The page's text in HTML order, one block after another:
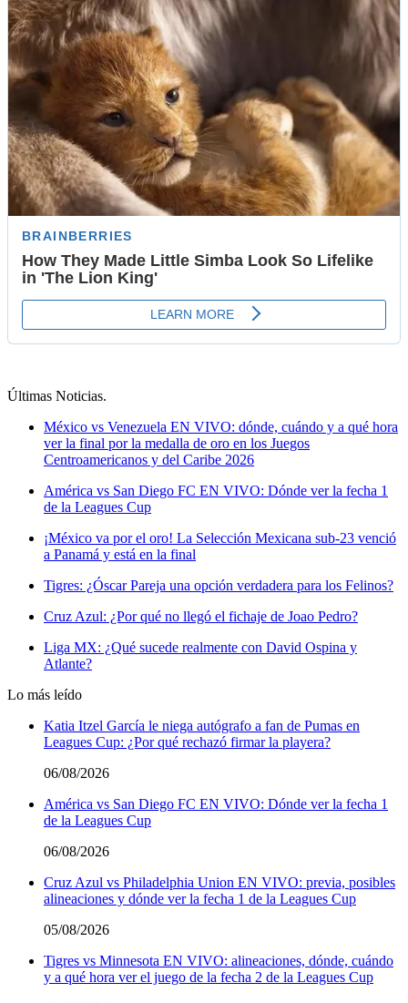
Últimas Noticias.
México vs Venezuela EN VIVO: dónde, cuándo y a qué hora
ver la final por la medalla de oro en los Juegos
Centroamericanos y del Caribe 2026
América vs San Diego FC EN VIVO: Dónde ver la fecha 1
de la Leagues Cup
¡México va por el oro! La Selección Mexicana sub-23 venció
a Panamá y está en la final
Tigres: ¿Óscar Pareja una opción verdadera para los Felinos?
Cruz Azul: ¿Por qué no llegó el fichaje de Joao Pedro?
Liga MX: ¿Qué sucede realmente con David Ospina y
Atlante?
Lo más leído
Katia Itzel García le niega autógrafo a fan de Pumas en
Leagues Cup: ¿Por qué rechazó firmar la playera?
06/08/2026
América vs San Diego FC EN VIVO: Dónde ver la fecha 1
de la Leagues Cup
06/08/2026
Cruz Azul vs Philadelphia Union EN VIVO: previa, posibles
alineaciones y dónde ver la fecha 1 de la Leagues Cup
05/08/2026
Tigres vs Minnesota EN VIVO: alineaciones, dónde, cuándo
y a qué hora ver el juego de la fecha 2 de la Leagues Cup